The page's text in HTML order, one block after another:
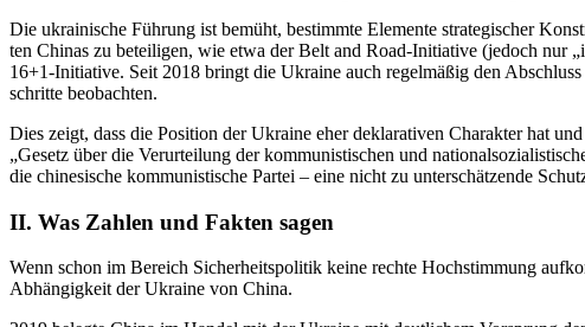
Die ukrai­ni­sche Führung ist bemüht, bestimmte Ele­mente stra­te­gi­scher
ten Chinas zu betei­li­gen, wie etwa der Belt and Road-Initia­tive (jedoch nur
16+1‑Initiative. Seit 2018 bringt die Ukraine auch regel­mä­ßig den
schritte beobachten.
Dies zeigt, dass die Posi­tion der Ukraine eher dekla­ra­ti­ven Cha­rak­ter hat
„Gesetz über die Ver­ur­tei­lung der kom­mu­nis­ti­schen und
die chi­ne­si­sche kom­mu­nis­ti­sche Partei – eine nicht zu unter­schät­zende
ІІ. Was Zahlen und Fakten sagen
Wenn schon im Bereich Sicher­heits­po­li­tik keine rechte Hoch­stim­mung
Abhän­gig­keit der Ukraine von China.